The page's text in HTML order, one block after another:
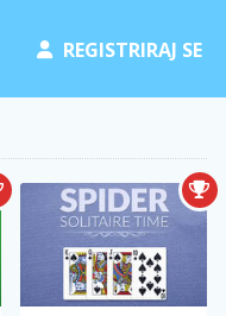
REGISTRIRAJ SE